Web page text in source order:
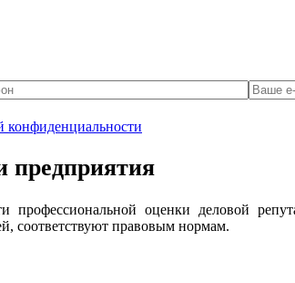
конфиденциальности
предприятия
профессиональной оценки деловой
соответствуют правовым нормам.